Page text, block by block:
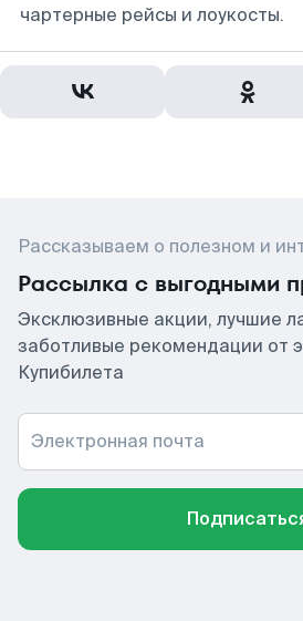
чартерные рейсы и лоукосты.
Рассказываем о полезном и
Рассылка с выгодными
Эксклюзивные акции, лучшие
заботливые рекомендации от
Купибилета
Электронная почта